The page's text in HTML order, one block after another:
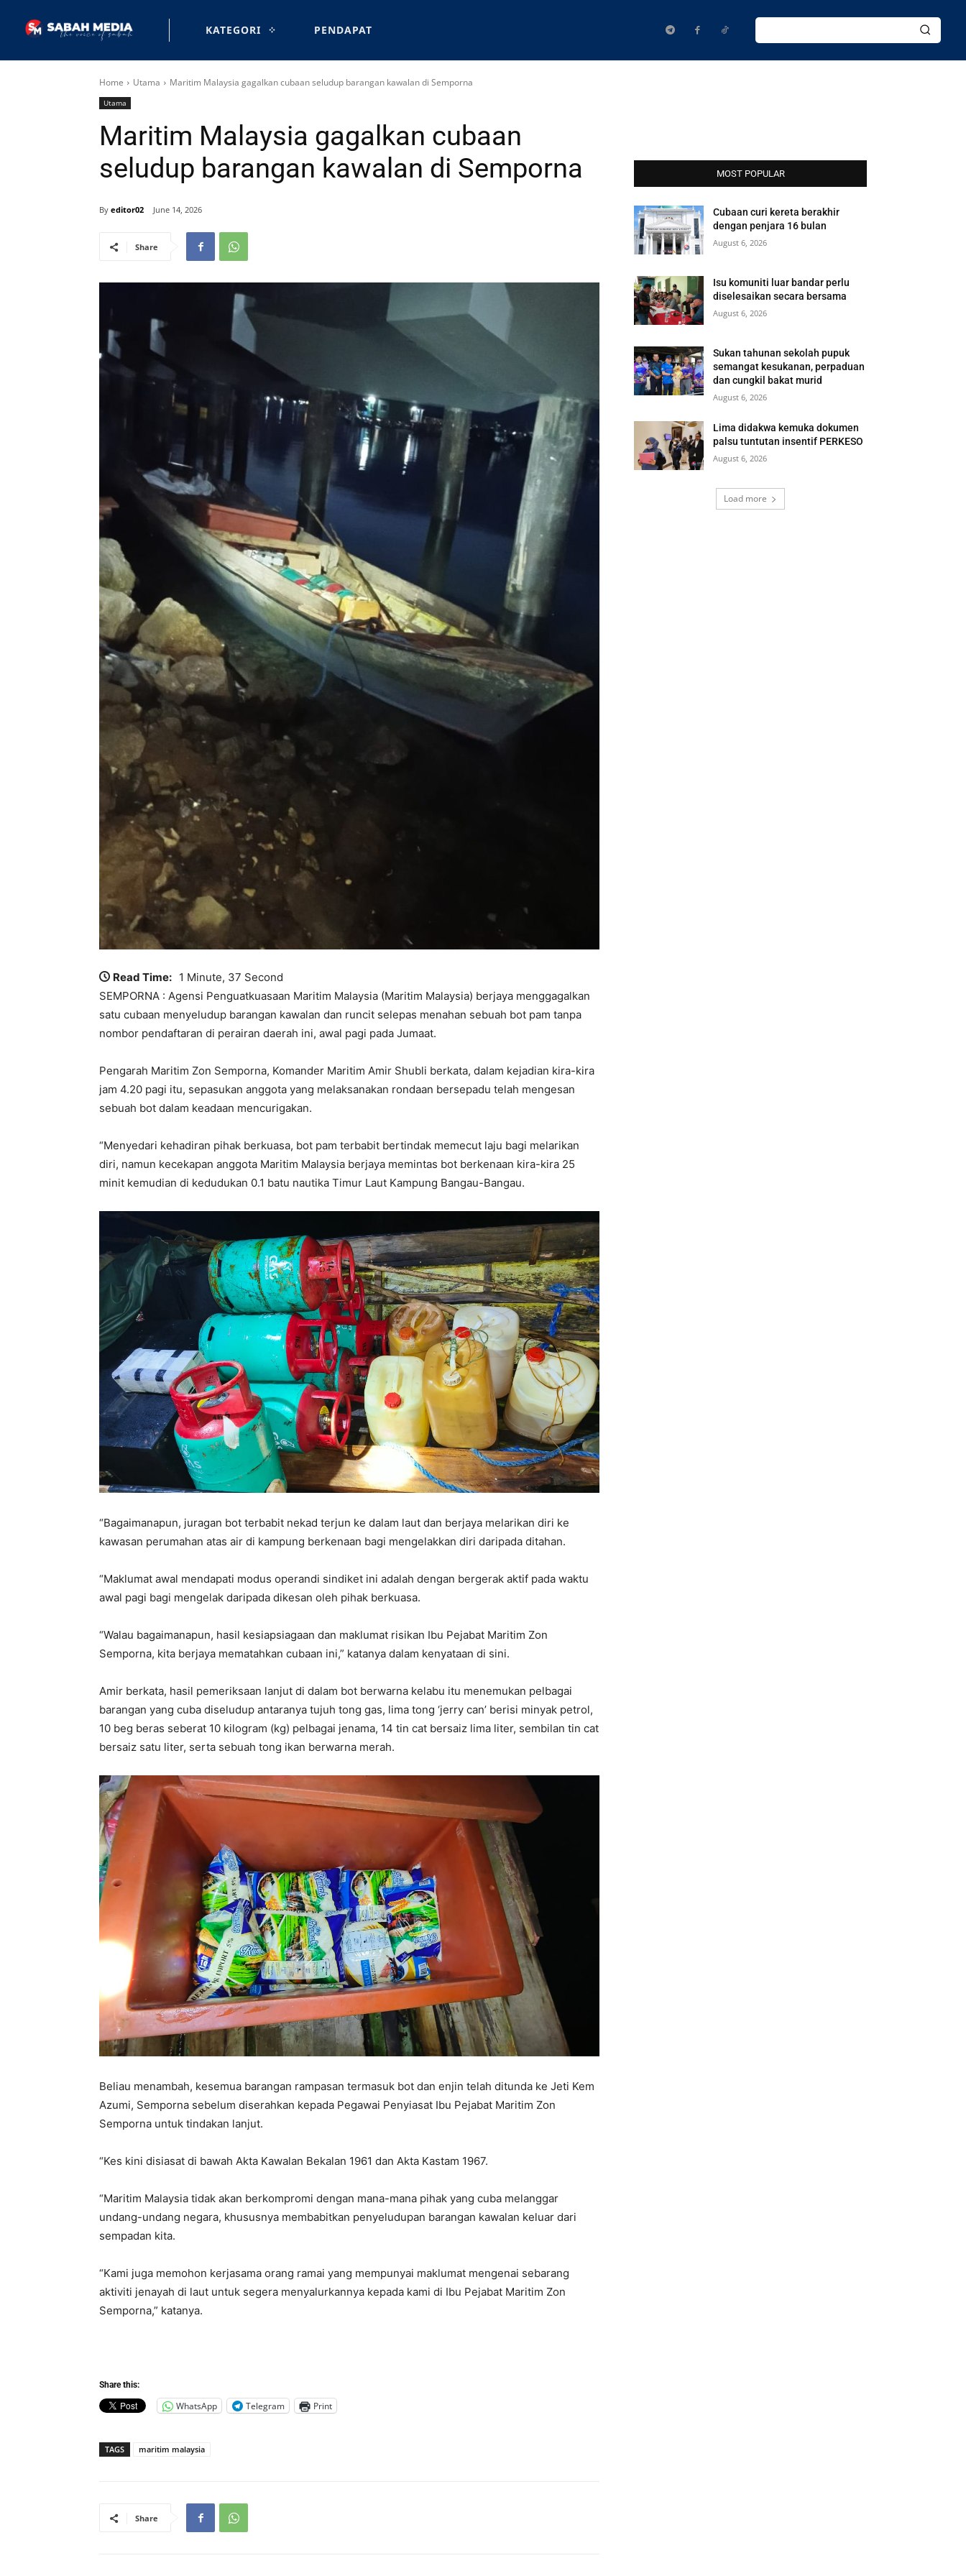
KATEGORI PENDAPAT
Home Utama Maritim Malaysia gagalkan cubaan seludup barangan kawalan di Semporna
Utama
Maritim Malaysia gagalkan cubaan
seludup barangan kawalan di Semporna
By editor02 June 14, 2026
Share
Read Time: 1 Minute, 37 Second
SEMPORNA : Agensi Penguatkuasaan Maritim Malaysia (Maritim Malaysia) berjaya menggagalkan
satu cubaan menyeludup barangan kawalan dan runcit selepas menahan sebuah bot pam tanpa
nombor pendaftaran di perairan daerah ini, awal pagi pada Jumaat.
Pengarah Maritim Zon Semporna, Komander Maritim Amir Shubli berkata, dalam kejadian kira-kira
jam 4.20 pagi itu, sepasukan anggota yang melaksanakan rondaan bersepadu telah mengesan
sebuah bot dalam keadaan mencurigakan.
“Menyedari kehadiran pihak berkuasa, bot pam terbabit bertindak memecut laju bagi melarikan
diri, namun kecekapan anggota Maritim Malaysia berjaya memintas bot berkenaan kira-kira 25
minit kemudian di kedudukan 0.1 batu nautika Timur Laut Kampung Bangau-Bangau.
“Bagaimanapun, juragan bot terbabit nekad terjun ke dalam laut dan berjaya melarikan diri ke
kawasan perumahan atas air di kampung berkenaan bagi mengelakkan diri daripada ditahan.
“Maklumat awal mendapati modus operandi sindiket ini adalah dengan bergerak aktif pada waktu
awal pagi bagi mengelak daripada dikesan oleh pihak berkuasa.
“Walau bagaimanapun, hasil kesiapsiagaan dan maklumat risikan Ibu Pejabat Maritim Zon
Semporna, kita berjaya mematahkan cubaan ini,” katanya dalam kenyataan di sini.
Amir berkata, hasil pemeriksaan lanjut di dalam bot berwarna kelabu itu menemukan pelbagai
barangan yang cuba diseludup antaranya tujuh tong gas, lima tong ‘jerry can’ berisi minyak petrol,
10 beg beras seberat 10 kilogram (kg) pelbagai jenama, 14 tin cat bersaiz lima liter, sembilan tin cat
bersaiz satu liter, serta sebuah tong ikan berwarna merah.
Beliau menambah, kesemua barangan rampasan termasuk bot dan enjin telah ditunda ke Jeti Kem
Azumi, Semporna sebelum diserahkan kepada Pegawai Penyiasat Ibu Pejabat Maritim Zon
Semporna untuk tindakan lanjut.
“Kes kini disiasat di bawah Akta Kawalan Bekalan 1961 dan Akta Kastam 1967.
“Maritim Malaysia tidak akan berkompromi dengan mana-mana pihak yang cuba melanggar
undang-undang negara, khususnya membabitkan penyeludupan barangan kawalan keluar dari
sempadan kita.
“Kami juga memohon kerjasama orang ramai yang mempunyai maklumat mengenai sebarang
aktiviti jenayah di laut untuk segera menyalurkannya kepada kami di Ibu Pejabat Maritim Zon
Semporna,” katanya.
Share this:
WhatsApp Telegram Print
TAGS maritim malaysia
Share
MOST POPULAR
Cubaan curi kereta berakhir
dengan penjara 16 bulan
August 6, 2026
Isu komuniti luar bandar perlu
diselesaikan secara bersama
August 6, 2026
Sukan tahunan sekolah pupuk
semangat kesukanan, perpaduan
dan cungkil bakat murid
August 6, 2026
Lima didakwa kemuka dokumen
palsu tuntutan insentif PERKESO
August 6, 2026
Load more